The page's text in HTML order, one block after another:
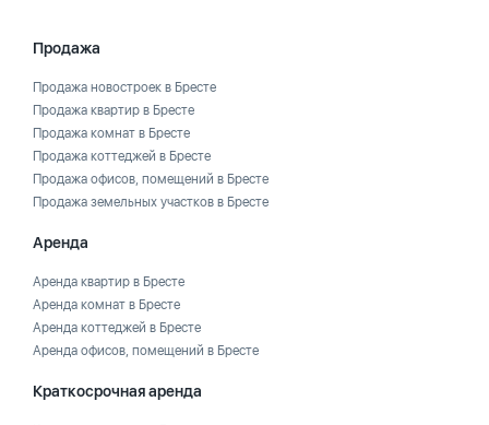
Продажа
Продажа новостроек в Бресте
Продажа квартир в Бресте
Продажа комнат в Бресте
Продажа коттеджей в Бресте
Продажа офисов, помещений в Бресте
Продажа земельных участков в Бресте
Аренда
Аренда квартир в Бресте
Аренда комнат в Бресте
Аренда коттеджей в Бресте
Аренда офисов, помещений в Бресте
Краткосрочная аренда